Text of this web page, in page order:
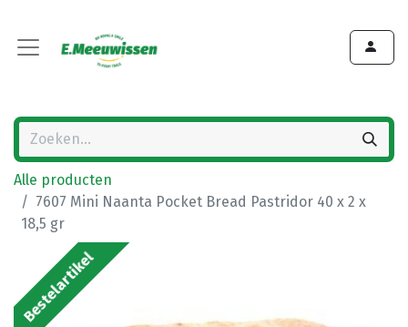
Alle producten
7607 Mini Naanta Pocket Bread Pastridor 40 x 2 x
18,5 gr
Bestelartikel